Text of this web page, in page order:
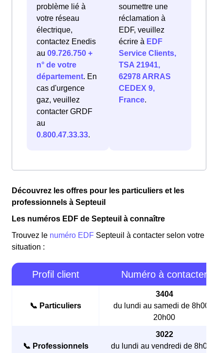
problème lié à
votre réseau
électrique,
contactez Enedis
au 09.726.750 +
n° de votre
département. En
cas d'urgence
gaz, veuillez
contacter GRDF
au
0.800.47.33.33.
soumettre une
réclamation à
EDF, veuillez
écrire à EDF
Service Clients,
TSA 21941,
62978 ARRAS
CEDEX 9,
France.
Découvrez les offres pour les particuliers et les
professionnels à Septeuil
Les numéros EDF de Septeuil à connaître
Trouvez le numéro EDF Septeuil à contacter selon votre
situation :
Profil client Numéro à contacter
📞 Particuliers
3404
du lundi au samedi de 8h00 à
20h00
📞 Professionnels
3022
du lundi au vendredi de 8h00 à